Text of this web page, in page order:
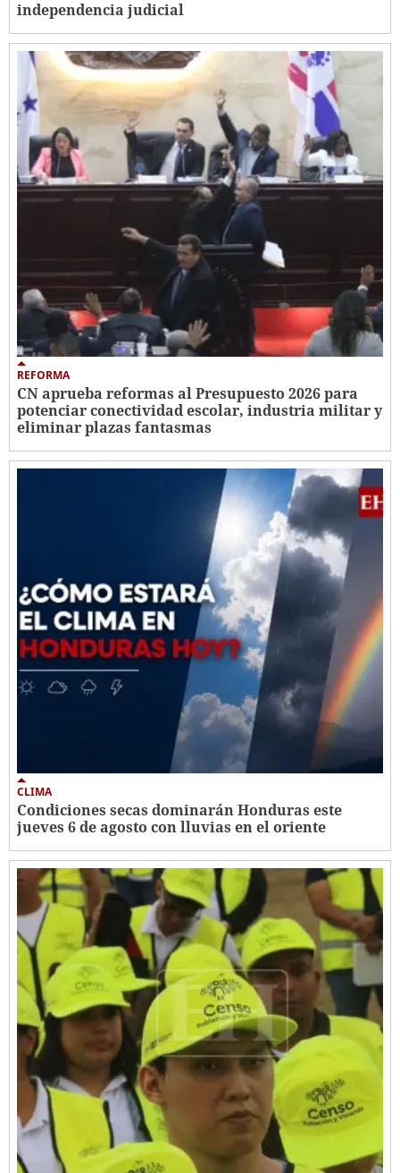
independencia judicial
REFORMA
CN aprueba reformas al Presupuesto 2026 para
potenciar conectividad escolar, industria militar y
eliminar plazas fantasmas
CLIMA
Condiciones secas dominarán Honduras este
jueves 6 de agosto con lluvias en el oriente